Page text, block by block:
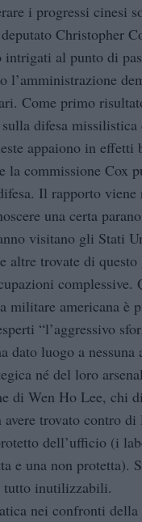
i progressi cinesi
Christopher
intrigati al punto di
l’amministrazione
Come primo
difesa missilistica
appaiono in effetti
la commissione Cox
Il rapporto viene
una certa
visitano gli Stati
altre trovate di
complessive.
militare americana è
“l’aggressivo
luogo a nessuna
né del loro
di Wen Ho Lee, chi
trovato contro
dell’ufficio (i
e una non protetta).
tutto inutilizzabili.
nei confronti